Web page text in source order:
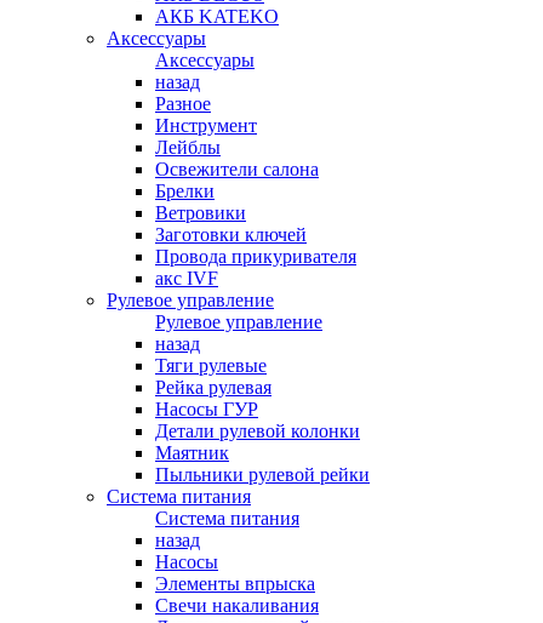
АКБ KATEKO
Аксессуары
Аксессуары
назад
Разное
Инструмент
Лейблы
Освежители салона
Брелки
Ветровики
Заготовки ключей
Провода прикуривателя
акс IVF
Рулевое управление
Рулевое управление
назад
Тяги рулевые
Рейка рулевая
Насосы ГУР
Детали рулевой колонки
Маятник
Пыльники рулевой рейки
Система питания
Система питания
назад
Насосы
Элементы впрыска
Свечи накаливания